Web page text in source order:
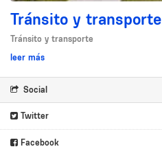
Tránsito y transporte
Tránsito y transporte
leer más
Social
Twitter
Facebook